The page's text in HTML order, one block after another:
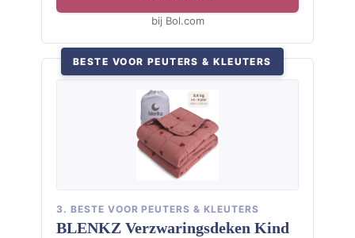
bij Bol.com
BESTE VOOR PEUTERS & KLEUTERS
3. BESTE VOOR PEUTERS & KLEUTERS
BLENKZ Verzwaringsdeken Kind